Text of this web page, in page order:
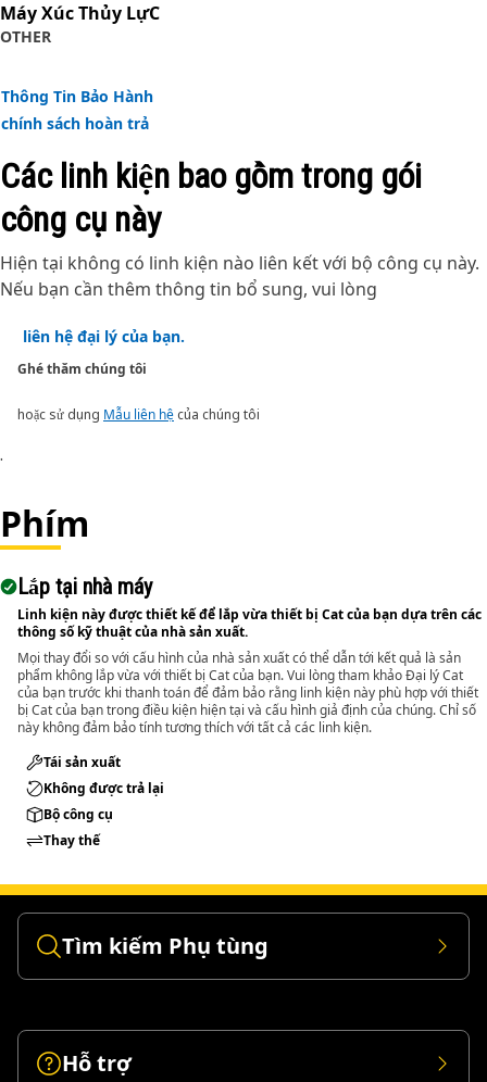
Máy Xúc Thủy LựC
OTHER
Thông Tin Bảo Hành
chính sách hoàn trả
Các linh kiện bao gồm trong gói
công cụ này
Hiện tại không có linh kiện nào liên kết với bộ công cụ này.
Nếu bạn cần thêm thông tin bổ sung, vui lòng
liên hệ đại lý của bạn.
Ghé thăm chúng tôi
hoặc sử dụng Mẫu liên hệ của chúng tôi
.
Phím
Lắp tại nhà máy
Linh kiện này được thiết kế để lắp vừa thiết bị Cat của bạn dựa trên các
thông số kỹ thuật của nhà sản xuất.
Mọi thay đổi so với cấu hình của nhà sản xuất có thể dẫn tới kết quả là sản
phẩm không lắp vừa với thiết bị Cat của bạn. Vui lòng tham khảo Đại lý Cat
của bạn trước khi thanh toán để đảm bảo rằng linh kiện này phù hợp với thiết
bị Cat của bạn trong điều kiện hiện tại và cấu hình giả định của chúng. Chỉ số
này không đảm bảo tính tương thích với tất cả các linh kiện.
Tái sản xuất
Không được trả lại
Bộ công cụ
Thay thế
Tìm kiếm Phụ tùng
Hỗ trợ